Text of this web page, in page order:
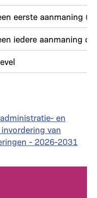
eerste aanmaning
iedere aanmaning
en
van
- 2026-2031